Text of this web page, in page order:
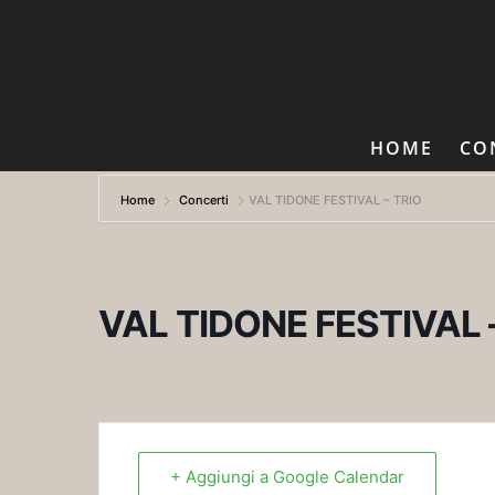
HOME
Home Concerti VAL TIDONE FESTIVAL – TRIO
VAL TIDONE FESTIVAL
+ Aggiungi a Google Calendar